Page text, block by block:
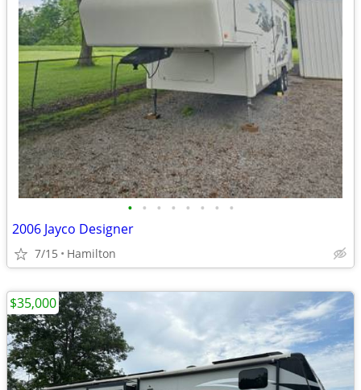
• • • • • • • •
2006 Jayco Designer
7/15 Hamilton
$35,000